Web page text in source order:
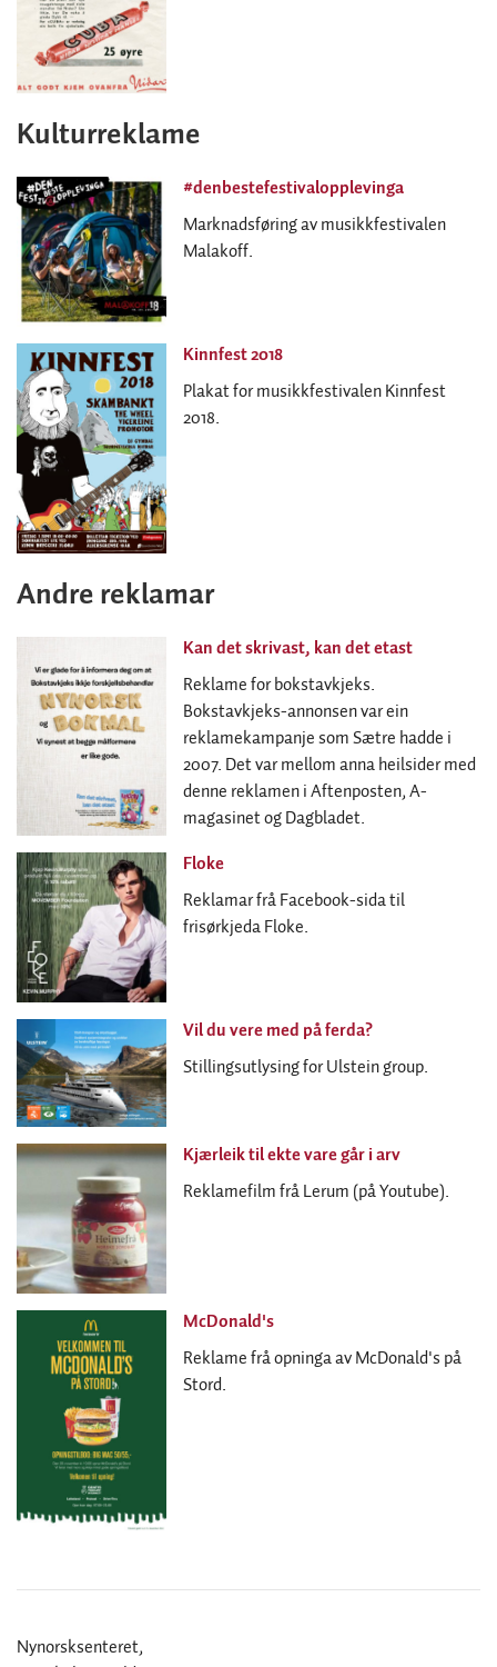
Kulturreklame
#denbestefestivalopplevinga
Marknadsføring av musikkfestivalen
Malakoff.
Kinnfest 2018
Plakat for musikkfestivalen Kinnfest
2018.
Andre reklamar
Kan det skrivast, kan det etast
Reklame for bokstavkjeks.
Bokstavkjeks-annonsen var ein
reklamekampanje som Sætre hadde i
2007. Det var mellom anna heilsider med
denne reklamen i Aftenposten, A-
magasinet og Dagbladet.
Floke
Reklamar frå Facebook-sida til
frisørkjeda Floke.
Vil du vere med på ferda?
Stillingsutlysing for Ulstein group.
Kjærleik til ekte vare går i arv
Reklamefilm frå Lerum (på Youtube).
McDonald's
Reklame frå opninga av McDonald's på
Stord.
Nynorsksenteret,